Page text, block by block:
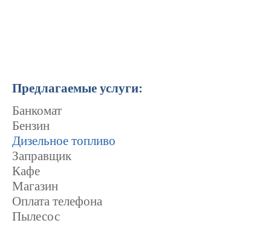
Предлагаемые услуги:
Банкомат
Бензин
Дизельное топливо
Заправщик
Кафе
Магазин
Оплата телефона
Пылесос